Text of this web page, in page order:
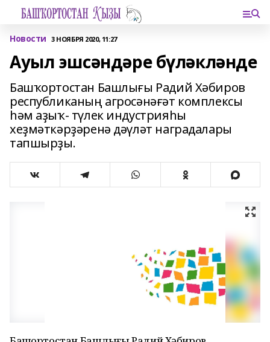
Новости 3 НОЯБРЯ 2020, 11:27
Ауыл эшсәндәре бүләкләнде
Башҡортостан Башлығы Радий Хәбиров
республиканың агросәнәғәт комплексы
һәм аҙыҡ- түлек индустрияһы
хеҙмәткәрҙәренә дәүләт наградалары
тапшырҙы.